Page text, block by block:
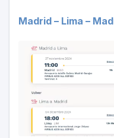
Madrid – Lima –